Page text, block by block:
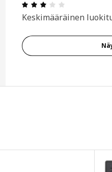
: 3 / 5
Keskimääräinen